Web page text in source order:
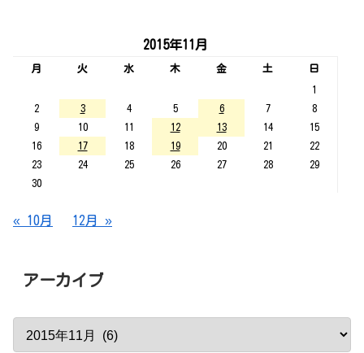
2015年11月
月 火 水 木 金 土
日
1
2
3 4 5 6 7
8
9
10 11 12 13 14
15
16
17 18 19 20 21
22
23
24 25 26 27 28
29
30
« 10月 12月 »
アーカイブ